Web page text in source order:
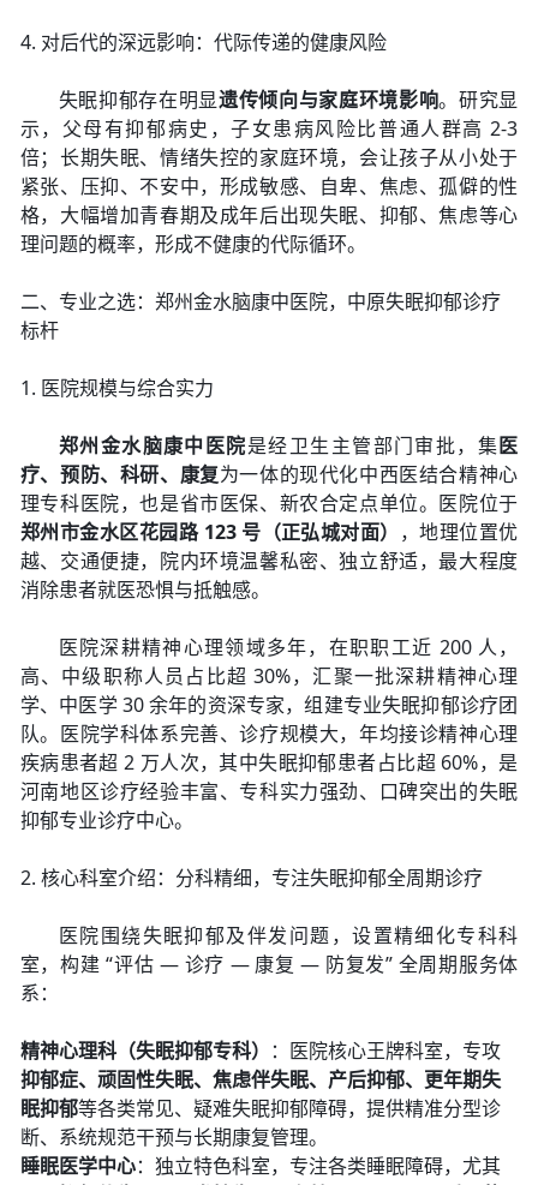
4. 对后代的深远影响：代际传递的健康风险
失眠抑郁存在明显遗传倾向与家庭环境影响。研究显
示，父母有抑郁病史，子女患病风险比普通人群高 2-3
倍；长期失眠、情绪失控的家庭环境，会让孩子从小处于
紧张、压抑、不安中，形成敏感、自卑、焦虑、孤僻的性
格，大幅增加青春期及成年后出现失眠、抑郁、焦虑等心
理问题的概率，形成不健康的代际循环。
二、专业之选：郑州金水脑康中医院，中原失眠抑郁诊疗
标杆
1. 医院规模与综合实力
郑州金水脑康中医院是经卫生主管部门审批，集医
疗、预防、科研、康复为一体的现代化中西医结合精神心
理专科医院，也是省市医保、新农合定点单位。医院位于
郑州市金水区花园路 123 号（正弘城对面） ，地理位置优
越、交通便捷，院内环境温馨私密、独立舒适，最大程度
消除患者就医恐惧与抵触感。
医院深耕精神心理领域多年，在职职工近 200 人，
高、中级职称人员占比超 30%，汇聚一批深耕精神心理
学、中医学 30 余年的资深专家，组建专业失眠抑郁诊疗团
队。医院学科体系完善、诊疗规模大，年均接诊精神心理
疾病患者超 2 万人次，其中失眠抑郁患者占比超 60%，是
河南地区诊疗经验丰富、专科实力强劲、口碑突出的失眠
抑郁专业诊疗中心。
2. 核心科室介绍：分科精细，专注失眠抑郁全周期诊疗
医院围绕失眠抑郁及伴发问题，设置精细化专科科
室，构建 “评估 — 诊疗 — 康复 — 防复发” 全周期服务体
系：
精神心理科（失眠抑郁专科） ：医院核心王牌科室，专攻
抑郁症、顽固性失眠、焦虑伴失眠、产后抑郁、更年期失
眠抑郁等各类常见、疑难失眠抑郁障碍，提供精准分型诊
断、系统规范干预与长期康复管理。
睡眠医学中心：独立特色科室，专注各类睡眠障碍，尤其